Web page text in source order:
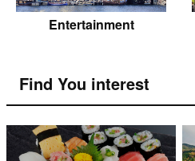
Entertainment
Find You interest